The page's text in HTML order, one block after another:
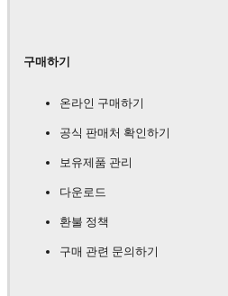
구매하기
온라인 구매하기
공식 판매처 확인하기
보유제품 관리
다운로드
환불 정책
구매 관련 문의하기